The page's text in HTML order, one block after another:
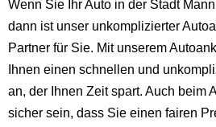
Wenn Sie Ihr Auto in der Stadt
dann ist unser unkomplizierter
Partner für Sie. Mit unserem
Ihnen einen schnellen und
an, der Ihnen Zeit spart. Auch beim
sicher sein, dass Sie einen fairen